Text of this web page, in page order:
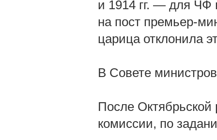
и 1914 гг. — для ЧФ
на пост премьер-
царица отклонила
В Совете
После
комиссии, по